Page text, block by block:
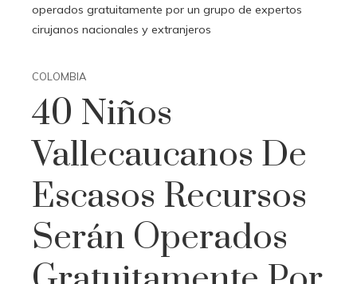
operados gratuitamente por un grupo de expertos
cirujanos nacionales y extranjeros
COLOMBIA
40 Niños
Vallecaucanos De
Escasos Recursos
Serán Operados